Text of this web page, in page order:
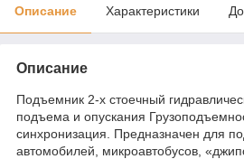
Описание Характеристики
Описание
Подъемник 2-х стоечный
подъема и опускания
синхронизация. Предназначен для
автомобилей, микроавтобусов,